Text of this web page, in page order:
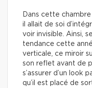
Dans cette
il allait de soi
voir invisible. Ainsi,
tendance cette
verticale, ce miroir
son reflet avant de
s’assurer d’un look
qu’il est placé de